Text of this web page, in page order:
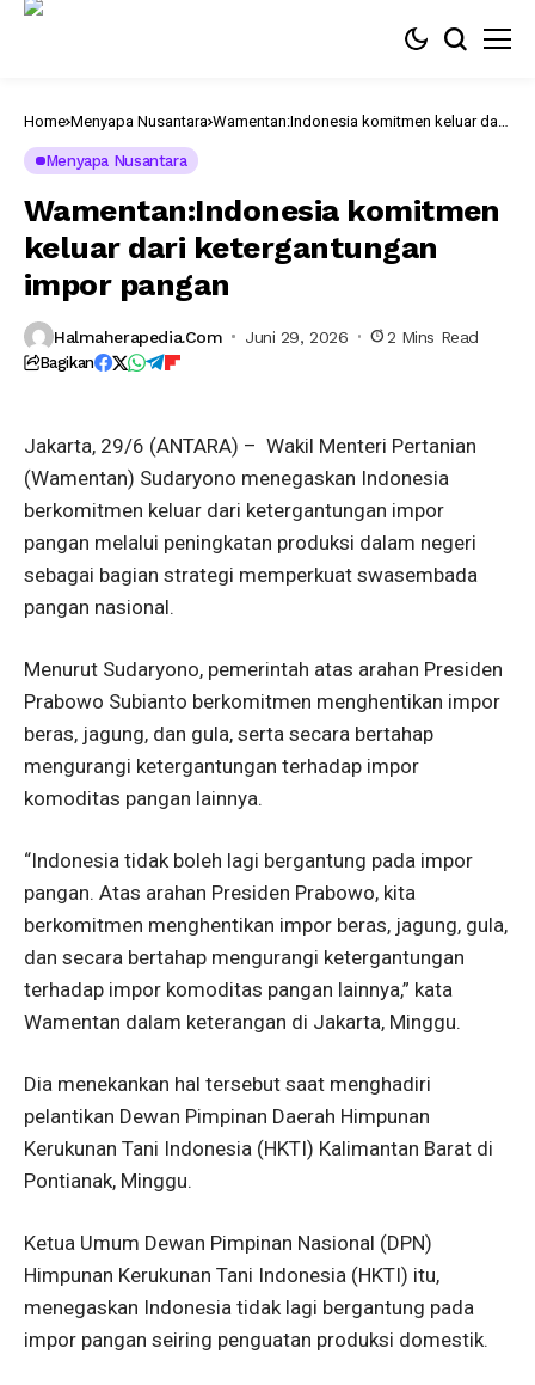
Home Menyapa Nusantara Wamentan:Indonesia komitmen keluar dari
Menyapa Nusantara
Wamentan:Indonesia komitmen
keluar dari ketergantungan
impor pangan
Halmaherapedia.com Juni 29, 2026 2 Mins Read
Bagikan
Wakil
Menteri
Pertanian
Jakarta, 29/6 (ANTARA) – Wakil Menteri Pertanian
(Wamentan) Sudaryono menegaskan Indonesia
berkomitmen keluar dari ketergantungan impor
pangan melalui peningkatan produksi dalam negeri
sebagai bagian strategi memperkuat swasembada
pangan nasional.
Menurut Sudaryono, pemerintah atas arahan Presiden
Prabowo Subianto berkomitmen menghentikan impor
beras, jagung, dan gula, serta secara bertahap
mengurangi ketergantungan terhadap impor
komoditas pangan lainnya.
“Indonesia tidak boleh lagi bergantung pada impor
pangan. Atas arahan Presiden Prabowo, kita
berkomitmen menghentikan impor beras, jagung, gula,
dan secara bertahap mengurangi ketergantungan
terhadap impor komoditas pangan lainnya,” kata
Wamentan dalam keterangan di Jakarta, Minggu.
Dia menekankan hal tersebut saat menghadiri
pelantikan Dewan Pimpinan Daerah Himpunan
Kerukunan Tani Indonesia (HKTI) Kalimantan Barat di
Pontianak, Minggu.
Ketua Umum Dewan Pimpinan Nasional (DPN)
Himpunan Kerukunan Tani Indonesia (HKTI) itu,
menegaskan Indonesia tidak lagi bergantung pada
impor pangan seiring penguatan produksi domestik.